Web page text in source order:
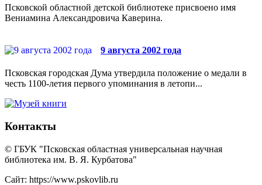
Псковской областной детской библиотеке присвоено имя
Вениамина Александровича Каверина.
9 августа 2002 года
Псковская городская Дума утвердила положение о медали в
честь 1100-летия первого упоминания в летопи...
Контакты
© ГБУК "Псковская областная универсальная научная
библиотека им. В. Я. Курбатова"
Сайт: https://www.pskovlib.ru